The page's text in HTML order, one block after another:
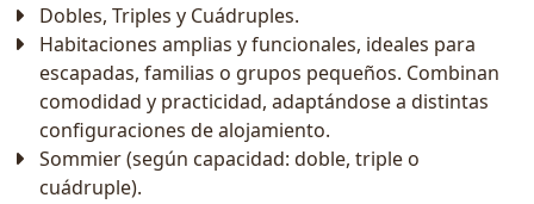
Dobles, Triples y Cuádruples.
Habitaciones amplias y funcionales, ideales para
escapadas, familias o grupos pequeños. Combinan
comodidad y practicidad, adaptándose a distintas
configuraciones de alojamiento.
Sommier (según capacidad: doble, triple o
cuádruple).